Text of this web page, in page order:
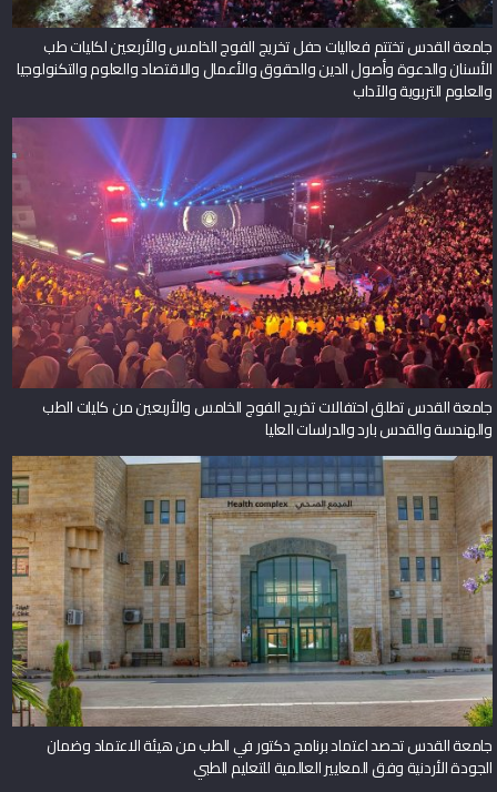
جامعة القدس تختتم فعاليات حفل تخريج الفوج الخامس والأربعين لكليات طب
الأسنان والدعوة وأصول الدين والحقوق والأعمال والاقتصاد والعلوم والتكنولوجيا
والعلوم التربوية والآداب
جامعة القدس تطلق احتفالات تخريج الفوج الخامس والأربعين من كليات الطب
والهندسة والقدس بارد والدراسات العليا
جامعة القدس تحصد اعتماد برنامج دكتور في الطب من هيئة الاعتماد وضمان
الجودة الأردنية وفق المعايير العالمية للتعليم الطبي